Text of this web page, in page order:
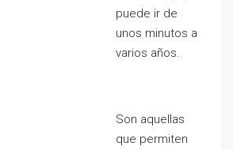
puede ir de
unos minutos a
varios años.
Son aquellas
que permiten